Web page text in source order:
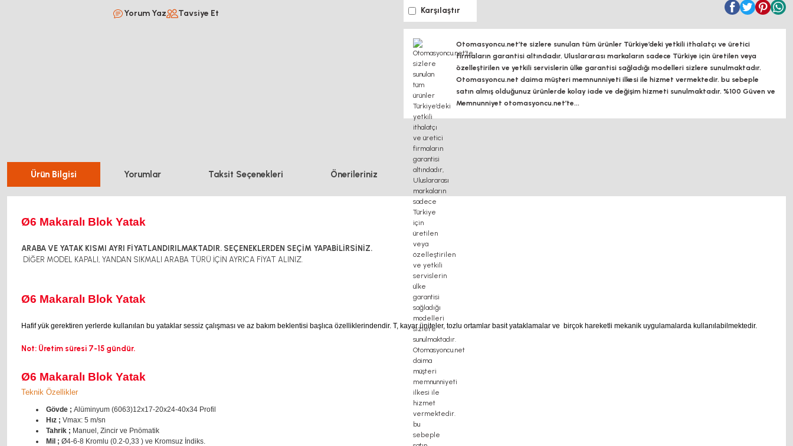
Yorum Yaz Tavsiye Et Karşılaştır
Otomasyoncu.net’te sizlere sunulan tüm ürünler Türkiye’deki yetkili ithalatçı ve üretici
firmaların garantisi altındadır, Uluslararası markaların sadece Türkiye için üretilen veya
özelleştirilen ve yetkili servislerin ülke garantisi sağladığı modelleri sizlere sunulmaktadır.
Otomasyoncu.net daima müşteri memnunniyeti ilkesi ile hizmet vermektedir. bu sebeple
satın almış olduğunuz ürünlerde kolay iade ve değişim hizmeti sunulmaktadır. %100 Güven ve
Memnunniyet otomasyoncu.net’te...
Ürün Bilgisi Yorumlar Taksit Seçenekleri Önerileriniz
Ø6 Makaralı Blok Yatak
ARABA VE YATAK KISMI AYRI FİYATLANDIRILMAKTADIR. SEÇENEKLERDEN SEÇİM YAPABİLİRSİNİZ.
DİĞER MODEL KAPALI, YANDAN SIKMALI ARABA TÜRÜ İÇİN AYRICA FİYAT ALINIZ.
Ø6 Makaralı Blok Yatak
Hafif yük gerektiren yerlerde kullanılan bu yataklar sessiz çalışması ve az bakım beklentisi başlıca özelliklerindendir. T, kayar üniteler, tozlu ortamlar basit yataklamalar ve birçok hareketli mekanik uygulamalarda kullanılabilmektedir.
Not: Üretim süresi 7-15 gündür.
Ø6 Makaralı Blok Yatak
Teknik Özellikler
Gövde ; Alüminyum (6063)12x17-20x24-40x34 Profil
Hız ; Vmax: 5 m/sn
Tahrik ; Manuel, Zincir ve Pnömatik
Mil ; Ø4-6-8 Kromlu (0.2-0,33 ) ve Kromsuz İndiks.